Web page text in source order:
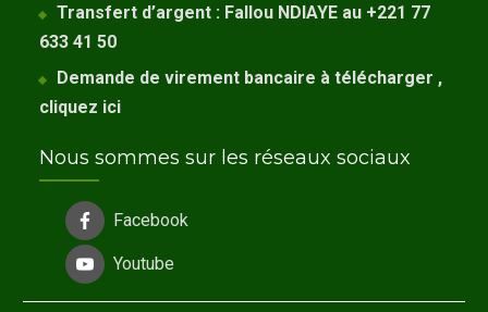
Transfert d’argent : Fallou NDIAYE au +221 77
633 41 50
Demande de virement bancaire à télécharger ,
cliquez ici
Nous sommes sur les réseaux sociaux
Facebook
Youtube